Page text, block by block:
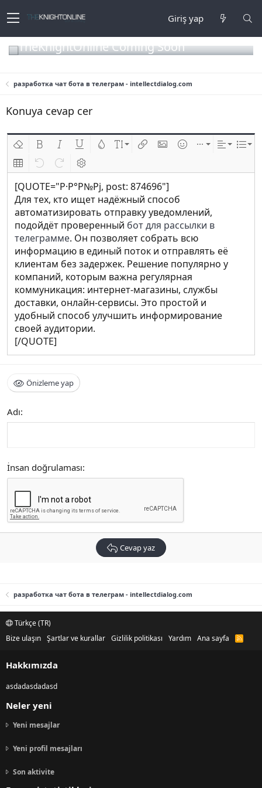
Giriş yap
TheKnightOnline Coming Soon
разработка чат бота в телеграм - intellectdialog.com
Konuya cevap cer
Biçimlendirmeyi kaldır
Kalın Yatık Altını çiz
[QUOTE="Р·Р°Р№Рј, post: 874696"]
Для тех, кто ищет надёжный способ
автоматизировать отправку уведомлений,
подойдёт проверенный бот для рассылки в
телеграмме. Он позволяет собрать всю
информацию в единый поток и отправлять её
клиентам без задержек. Решение популярно у
компаний, которым важна регулярная
коммуникация: интернет-магазины, службы
доставки, онлайн-сервисы. Это простой и
удобный способ улучшить информирование
своей аудитории.
[/QUOTE]
Önizleme yap
Adı
İnsan doğrulaması
Cevap yaz
разработка чат бота в телеграм - intellectdialog.com
Türkçe (TR)
Bize ulaşın Şartlar ve kurallar Gizlilik politikası Yardım Ana sayfa
R
Hakkımızda
asdadasdadasd
Neler yeni
Yeni mesajlar
Yeni profil mesajları
Son aktivite